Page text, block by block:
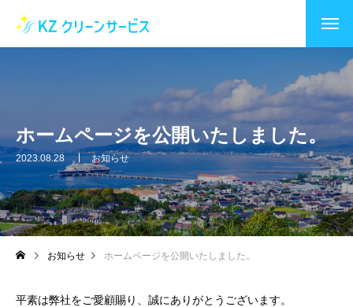
ホームページを公開いたしました。
2023.08.28 お知らせ
お知らせ ホームページを公開いたしました。
平素は弊社をご愛顧賜り、誠にありがとうございます。